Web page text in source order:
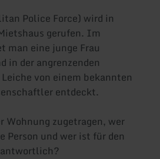
Police Force) wird in
gerufen. Im
man eine junge Frau
in der angrenzenden
von einem bekannten
entdeckt.
Wohnung zugetragen, wer
Person und wer ist für den